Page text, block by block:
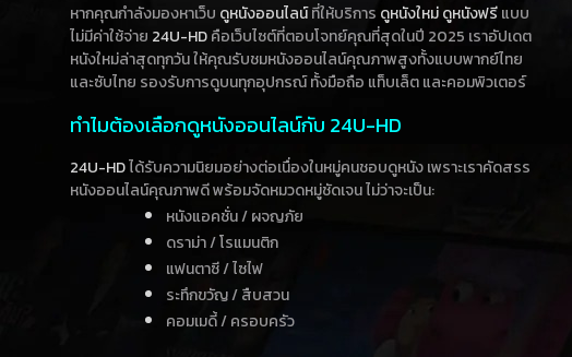
หากคุณกำลังมองหาเว็บ ดูหนังออนไลน์ที่ให้บริการ ดูหนังใหม่ดูหนังฟรีแบบ
ไม่มีค่าใช้จ่าย 24U-HDคือเว็บไซต์ที่ตอบโจทย์คุณที่สุดในปี 2025 เราอัปเดต
หนังใหม่ล่าสุดทุกวัน ให้คุณรับชมหนังออนไลน์คุณภาพสูงทั้งแบบพากย์ไทย
และซับไทย รองรับการดูบนทุกอุปกรณ์ ทั้งมือถือ แท็บเล็ต และคอมพิวเตอร์
ทำไมต้องเลือกดูหนังออนไลน์กับ 24U-HD
24U-HDได้รับความนิยมอย่างต่อเนื่องในหมู่คนชอบดูหนัง เพราะเราคัดสรร
หนังออนไลน์คุณภาพดี พร้อมจัดหมวดหมู่ชัดเจน ไม่ว่าจะเป็น:
หนังแอคชั่น / ผจญภัย
ดราม่า / โรแมนติก
แฟนตาซี / ไซไฟ
ระทึกขวัญ / สืบสวน
คอมเมดี้ / ครอบครัว